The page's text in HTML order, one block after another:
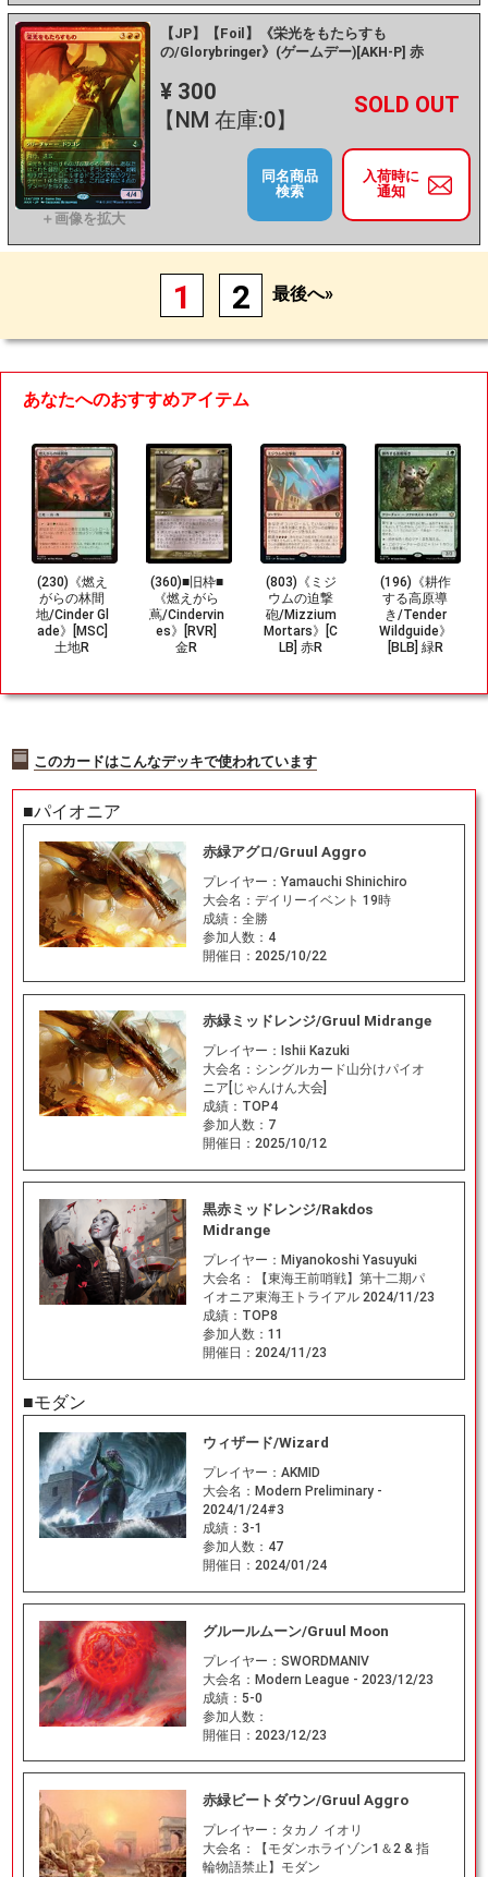
【JP】【Foil】《栄光をもたらすも
の/Glorybringer》(ゲームデー)[AKH-P] 赤
¥ 300
【NM 在庫:0】
－ +
入荷時に
通知
同名商品
検索
1 2 最後へ»
あなたへのおすすめアイテム
(230)《燃え
がらの林間
地/Cinder Gl
ade》[MSC]
土地R
(360)■旧枠■
《燃えがら
蔦/Cindervin
es》[RVR]
金R
(803)《ミジ
ウムの迫撃
砲/Mizzium
Mortars》[C
LB] 赤R
(196)《耕作
する高原導
き/Tender
Wildguide》
[BLB] 緑R
このカードはこんなデッキで使われています
■パイオニア
赤緑アグロ/Gruul Aggro
プレイヤー： Yamauchi Shinichiro
大会名： デイリーイベント 19時
成績： 全勝
参加人数： 4
開催日： 2025/10/22
赤緑ミッドレンジ/Gruul Midrange
プレイヤー： Ishii Kazuki
大会名： シングルカード山分けパイオ
ニア[じゃんけん大会]
成績： TOP4
参加人数： 7
開催日： 2025/10/12
黒赤ミッドレンジ/Rakdos
Midrange
プレイヤー： Miyanokoshi Yasuyuki
大会名：
【東海王前哨戦】第十二期パ
イオニア東海王トライアル 2024/11/23
成績： TOP8
参加人数： 11
開催日： 2024/11/23
■モダン
ウィザード/Wizard
プレイヤー： AKMID
大会名： Modern Preliminary -
2024/1/24#3
成績： 3-1
参加人数： 47
開催日： 2024/01/24
グルールムーン/Gruul Moon
プレイヤー： SWORDMANIV
大会名： Modern League - 2023/12/23
成績： 5-0
参加人数：
開催日： 2023/12/23
赤緑ビートダウン/Gruul Aggro
プレイヤー： タカノ イオリ
大会名：
【モダンホライゾン1＆2 & 指
輪物語禁止】モダン